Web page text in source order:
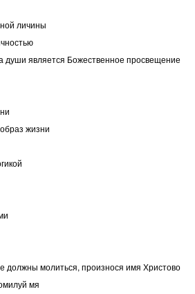
личины
души является Божественное просвещение
жизни
должны молиться, произнося имя Христово
мя